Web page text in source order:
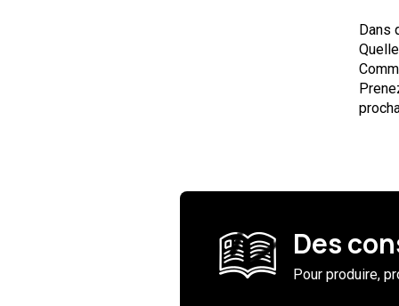
Dans
Des
Pour produire,